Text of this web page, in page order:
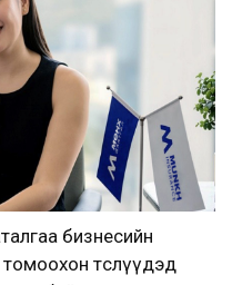
бизнесийн
томоохон төслүүдэд